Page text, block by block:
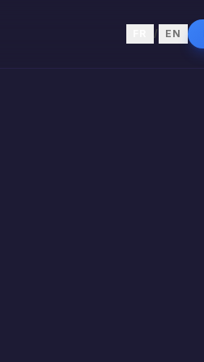
/ EN